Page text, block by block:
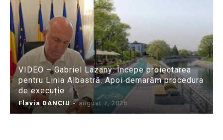
VIDEO – Gabriel Lazany: Începe proiectarea
pentru Linia Albastră. Apoi demarăm procedura
de execuție
Flavia DANCIU - august 7, 2026